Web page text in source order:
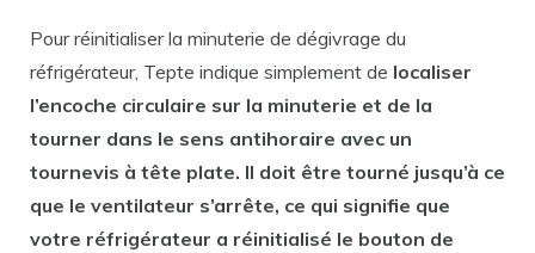
Pour réinitialiser la minuterie de dégivrage du
réfrigérateur, Tepte indique simplement de localiser
l’encoche circulaire sur la minuterie et de la
tourner dans le sens antihoraire avec un
tournevis à tête plate. Il doit être tourné jusqu’à ce
que le ventilateur s’arrête, ce qui signifie que
votre réfrigérateur a réinitialisé le bouton de